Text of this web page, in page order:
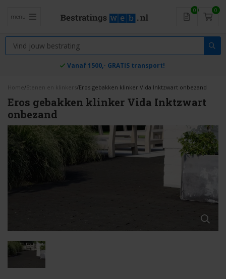
menu
0 0
Vanaf 1500,- GRATIS transport!
Home / Stenen en klinkers /Eros gebakken klinker Vida Inktzwart onbezand
Eros gebakken klinker Vida Inktzwart
onbezand